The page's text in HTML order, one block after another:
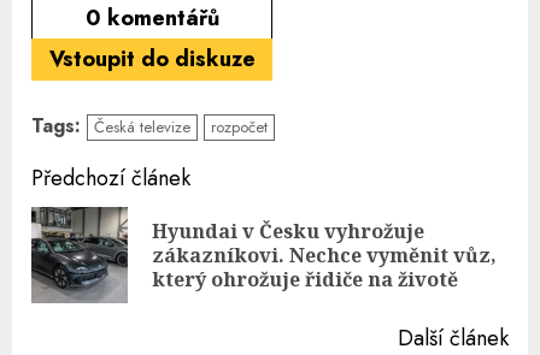
0 komentářů
Vstoupit do diskuze
Tags: Česká televize rozpočet
Continue
Reading
Předchozí článek
Hyundai v Česku vyhrožuje
zákazníkovi. Nechce vyměnit vůz,
který ohrožuje řidiče na životě
Další článek